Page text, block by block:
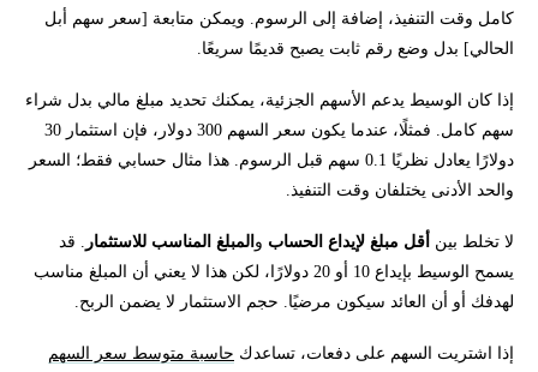
كامل وقت التنفيذ، إضافة إلى الرسوم. ويمكن متابعة [سعر سهم أبل
الحالي] بدل وضع رقم ثابت يصبح قديمًا سريعًا.
إذا كان الوسيط يدعم الأسهم الجزئية، يمكنك تحديد مبلغ مالي بدل شراء
سهم كامل. فمثلًا، عندما يكون سعر السهم 300 دولار، فإن استثمار 30
دولارًا يعادل نظريًا 0.1 سهم قبل الرسوم. هذا مثال حسابي فقط؛ السعر
والحد الأدنى يختلفان وقت التنفيذ.
لا تخلط بين أقل مبلغ لإيداع الحساب و المبلغ المناسب للاستثمار . قد
يسمح الوسيط بإيداع 10 أو 20 دولارًا، لكن هذا لا يعني أن المبلغ مناسب
لهدفك أو أن العائد سيكون مرضيًا. حجم الاستثمار لا يضمن الربح.
إذا اشتريت السهم على دفعات، تساعدك حاسبة متوسط سعر السهم